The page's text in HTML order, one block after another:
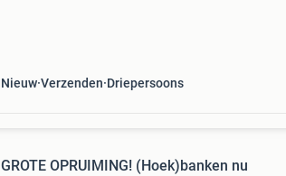
Nieuw Verzenden Driepersoons
GROTE OPRUIMING! (Hoek)banken nu